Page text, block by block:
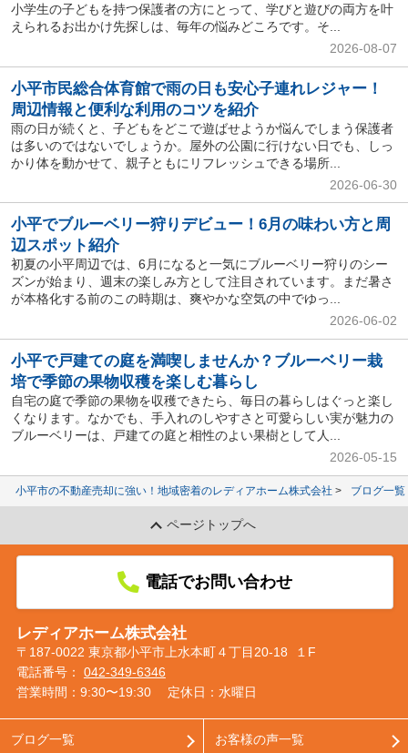
小学生の子どもを持つ保護者の方にとって、学びと遊びの両方を叶
えられるお出かけ先探しは、毎年の悩みどころです。そ...
2026-08-07
小平市民総合体育館で雨の日も安心子連れレジャー！
周辺情報と便利な利用のコツを紹介
雨の日が続くと、子どもをどこで遊ばせようか悩んでしまう保護者
は多いのではないでしょうか。屋外の公園に行けない日でも、しっ
かり体を動かせて、親子ともにリフレッシュできる場所...
2026-06-30
小平でブルーベリー狩りデビュー！6月の味わい方と周
辺スポット紹介
初夏の小平周辺では、6月になると一気にブルーベリー狩りのシー
ズンが始まり、週末の楽しみ方として注目されています。まだ暑さ
が本格化する前のこの時期は、爽やかな空気の中でゆっ...
2026-06-02
小平で戸建ての庭を満喫しませんか？ブルーベリー栽
培で季節の果物収穫を楽しむ暮らし
自宅の庭で季節の果物を収穫できたら、毎日の暮らしはぐっと楽し
くなります。なかでも、手入れのしやすさと可愛らしい実が魅力の
ブルーベリーは、戸建ての庭と相性のよい果樹として人...
2026-05-15
小平市の不動産売却に強い！地域密着のレディアホーム株式会社 ブログ一覧
ページトップへ
電話でお問い合わせ
レディアホーム株式会社
〒187-0022 東京都小平市上水本町４丁目20-18 １F
電話番号： 042-349-6346
営業時間：9:30〜19:30
定休日：水曜日
ブログ一覧 お客様の声一覧